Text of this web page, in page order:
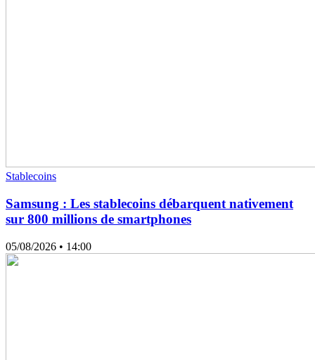
Stablecoins
Samsung : Les stablecoins débarquent nativement
sur 800 millions de smartphones
05/08/2026 • 14:00